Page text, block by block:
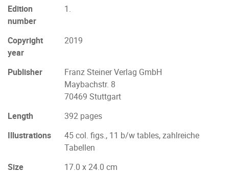
Edition
number
1.
Copyright
year
2019
Publisher
Franz Steiner Verlag GmbH
Maybachstr. 8
70469 Stuttgart
Length
392 pages
Illustrations
45 col. figs., 11 b/w tables, zahlreiche
Tabellen
Size
17.0 x 24.0 cm